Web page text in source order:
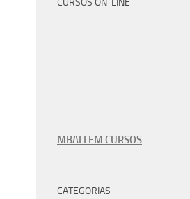
CURSOS ON-LINE
MBALLEM CURSOS
CATEGORIAS